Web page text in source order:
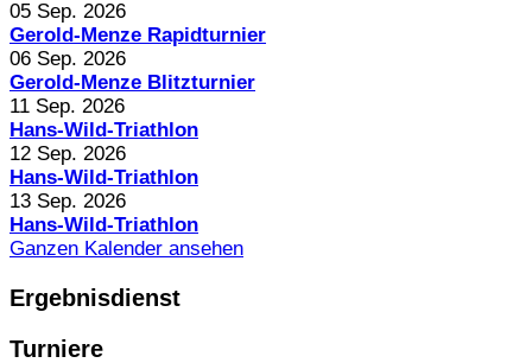
05 Sep. 2026
Gerold-Menze Rapidturnier
06 Sep. 2026
Gerold-Menze Blitzturnier
11 Sep. 2026
Hans-Wild-Triathlon
12 Sep. 2026
Hans-Wild-Triathlon
13 Sep. 2026
Hans-Wild-Triathlon
Ganzen Kalender ansehen
Ergebnisdienst
Turniere